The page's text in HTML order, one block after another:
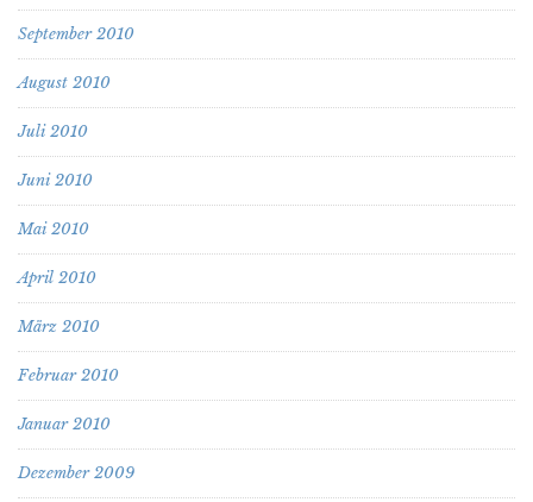
September 2010
August 2010
Juli 2010
Juni 2010
Mai 2010
April 2010
März 2010
Februar 2010
Januar 2010
Dezember 2009